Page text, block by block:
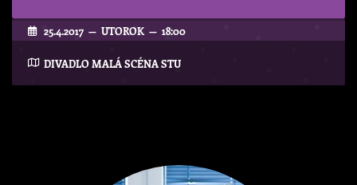
25.4.2017 — UTOROK — 18:00
DIVADLO MALÁ SCÉNA STU